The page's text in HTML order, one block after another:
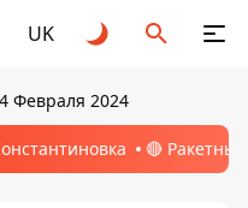
UK
Февраля 2024
🔴